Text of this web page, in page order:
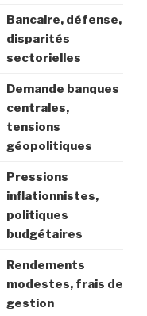
Bancaire, défense,
disparités
sectorielles
Demande banques
centrales,
tensions
géopolitiques
Pressions
inflationnistes,
politiques
budgétaires
Rendements
modestes, frais de
gestion